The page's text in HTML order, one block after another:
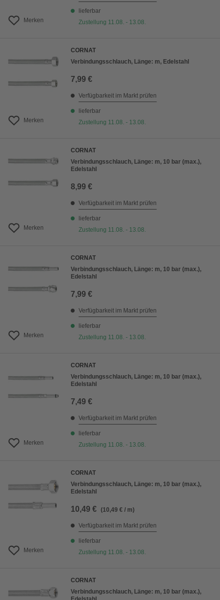
Merken
lieferbar
Zustellung 11.08. - 13.08.
Merken
CORNAT
Verbindungsschlauch, Länge: m, Edelstahl
7,99 €
Verfügbarkeit im Markt prüfen
lieferbar
Zustellung 11.08. - 13.08.
Merken
CORNAT
Verbindungsschlauch, Länge: m, 10 bar (max.),
Edelstahl
8,99 €
Verfügbarkeit im Markt prüfen
lieferbar
Zustellung 11.08. - 13.08.
Merken
CORNAT
Verbindungsschlauch, Länge: m, 10 bar (max.),
Edelstahl
7,99 €
Verfügbarkeit im Markt prüfen
lieferbar
Zustellung 11.08. - 13.08.
Merken
CORNAT
Verbindungsschlauch, Länge: m, 10 bar (max.),
Edelstahl
7,49 €
Verfügbarkeit im Markt prüfen
lieferbar
Zustellung 11.08. - 13.08.
Merken
CORNAT
Verbindungsschlauch, Länge: m, 10 bar (max.),
Edelstahl
10,49 € (10,49 € / m)
Verfügbarkeit im Markt prüfen
lieferbar
Zustellung 11.08. - 13.08.
CORNAT
Verbindungsschlauch, Länge: m, 10 bar (max.),